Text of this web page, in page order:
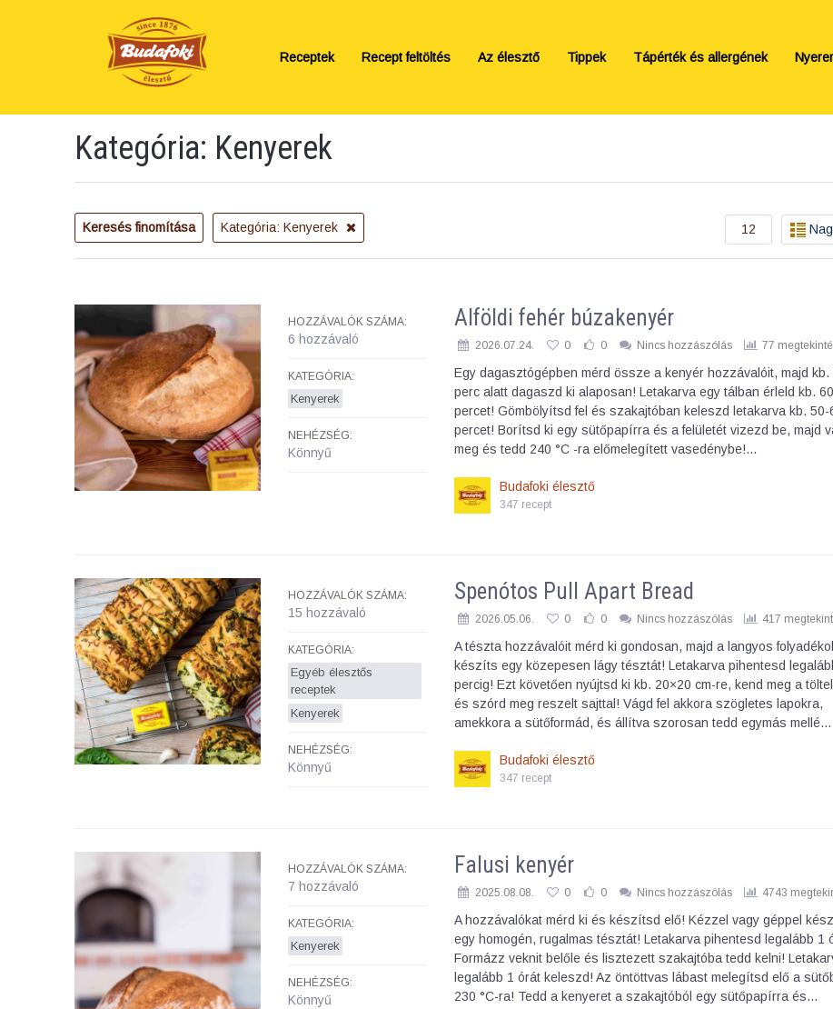
Receptek Recept feltöltés Az élesztő Tippek Tápérték és allergének
Kategória: Kenyerek
Keresés finomítása Kategória: Kenyerek 12
HOZZÁVALÓK SZÁMA:
6 hozzávaló
KATEGÓRIA:
Kenyerek
NEHÉZSÉG:
Könnyű
Alföldi fehér búzakenyér
2026.07.24. 0 0 Nincs hozzászólás 77
Egy dagasztógépben mérd össze a kenyér hozzávalóit, majd kb.
perc alatt dagaszd ki alaposan! Letakarva egy tálban érleld kb. 60
percet! Gömbölyítsd fel és szakajtóban keleszd letakarva kb. 50-
percet! Borítsd ki egy sütőpapírra és a felületét vizezd be, majd
meg és tedd 240 °C -ra előmelegített vasedénybe!…
Budafoki élesztő
347 recept
HOZZÁVALÓK SZÁMA:
15 hozzávaló
KATEGÓRIA:
Egyéb élesztős
receptek
Kenyerek
NEHÉZSÉG:
Könnyű
Spenótos Pull Apart Bread
2026.05.06. 0 0 Nincs hozzászólás 417
A tészta hozzávalóit mérd ki gondosan, majd a langyos
készíts egy közepesen lágy tésztát! Letakarva pihentesd
percig! Ezt követően nyújtsd ki kb. 20×20 cm-re, kend meg a
és szórd meg reszelt sajttal! Vágd fel akkora szögletes lapokra,
amekkora a sütőformád, és állítva szorosan tedd egymás mellé…
Budafoki élesztő
347 recept
HOZZÁVALÓK SZÁMA:
7 hozzávaló
KATEGÓRIA:
Kenyerek
NEHÉZSÉG:
Könnyű
Falusi kenyér
2025.08.08. 0 0 Nincs hozzászólás 4743
A hozzávalókat mérd ki és készítsd elő! Kézzel vagy géppel
egy homogén, rugalmas tésztát! Letakarva pihentesd legalább 1
Formázz veknit belőle és lisztezett szakajtóba tedd kelni!
legalább 1 órát keleszd! Az öntöttvas lábast melegítsd elő a
230 °C-ra! Tedd a kenyeret a szakajtóból egy sütőpapírra és…